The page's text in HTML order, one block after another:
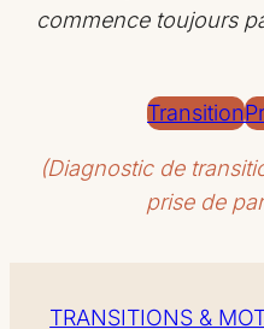
commence toujours
Transition
(Diagnostic de
prise de
TRANSITIONS &